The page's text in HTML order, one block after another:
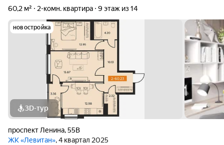
60,2 м²
2-комн. квартира 9 этаж из 14
новостройка
3D-тур
проспект Ленина,55В
ЖК «Левитан», 4 квартал 2025